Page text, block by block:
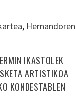
,
IKASTOLEK
ARTISTIKOA
KONDESTABLEN